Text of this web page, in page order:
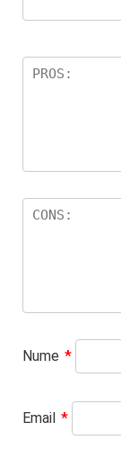
Nume *
Email *